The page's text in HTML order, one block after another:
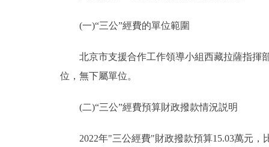
(一)“三公”經費的單位範圍
北京市支援合作工作領導小組西藏拉薩指揮部
位，無下屬單位。
(二)“三公”經費預算財政撥款情況説明
2022年"三公經費"財政撥款預算15.03萬元，